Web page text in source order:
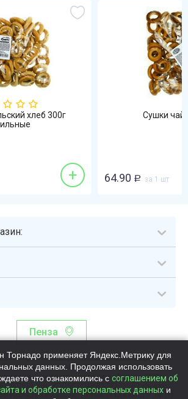
хлеб 300г
+
Сушки
64.90 Р за 1 шт
Пенза
- интернет-гипермаркет, осуществляющий сборку,
и доставку готовых наборов продуктов питания.
с ограниченной ответственностью «Торнадо» (ОГРН
ИНН/КПП 5837047684/583701001, юр. адрес:
Россия, Пензенская обл., г. Пенза, ул.Бийская, д.1Г, оф.17)
Торнадо применяет Яндекс.Метрику для
данных. Продолжая использовать
что ознакомились с соглашением об
и обработке персональных данныхи